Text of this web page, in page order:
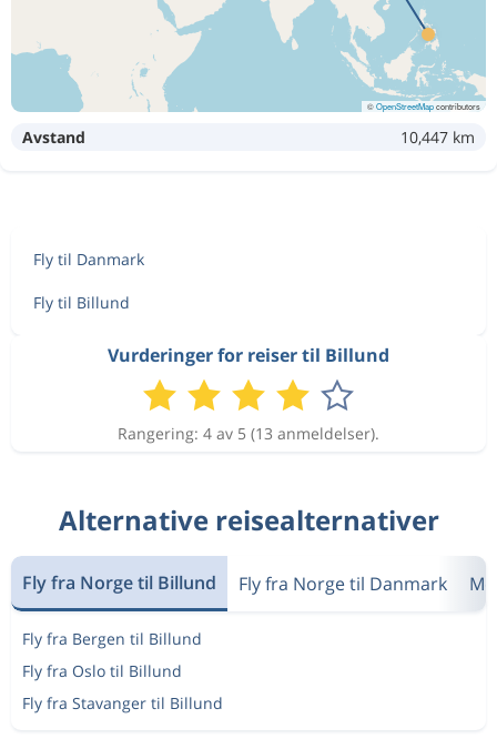
©OpenStreetMapcontributors
Avstand 10,447 km
Fly til Danmark
Fly til Billund
Vurderinger for reiser til Billund
Rangering: 4 av 5 (13 anmeldelser).
Alternative reisealternativer
Fly fra Norge til Billund Fly fra Norge til Danmark
Fly fra Bergen til Billund
Fly fra Oslo til Billund
Fly fra Stavanger til Billund